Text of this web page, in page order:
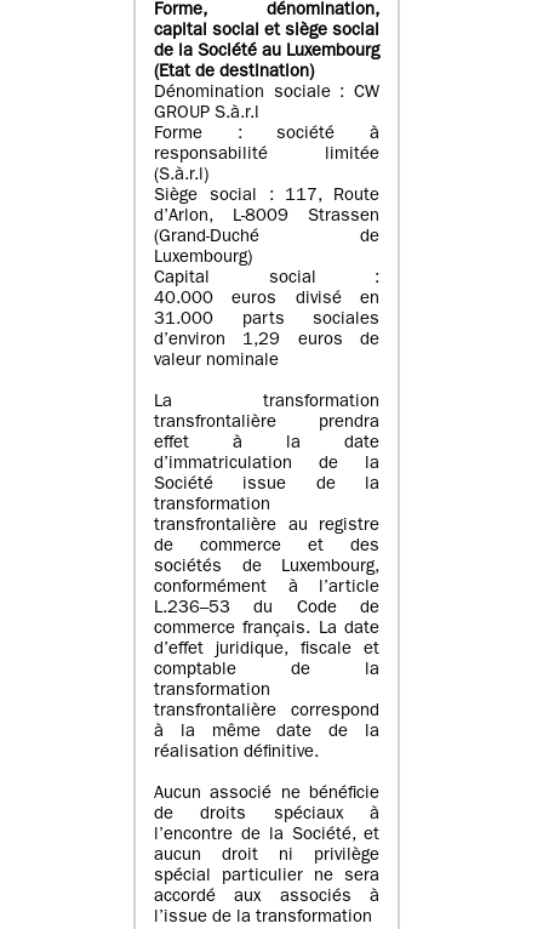
Forme, dénomination,
capital social et siège social
de la Société au Luxembourg
(Etat de destination)
Dénomination sociale : CW
GROUP S.à.r.l
Forme : société à
responsabilité limitée
(S.à.r.l)
Siège social : 117, Route
d’Arlon, L-8009 Strassen
(Grand-Duché de
Luxembourg)
Capital social :
40.000 euros divisé en
31.000 parts sociales
d’environ 1,29 euros de
valeur nominale
La transformation
transfrontalière prendra
effet à la date
d’immatriculation de la
Société issue de la
transformation
transfrontalière au registre
de commerce et des
sociétés de Luxembourg,
conformément à l’article
L.236–53 du Code de
commerce français. La date
d’effet juridique, fiscale et
comptable de la
transformation
transfrontalière correspond
à la même date de la
réalisation définitive.
Aucun associé ne bénéficie
de droits spéciaux à
l’encontre de la Société, et
aucun droit ni privilège
spécial particulier ne sera
accordé aux associés à
l’issue de la transformation